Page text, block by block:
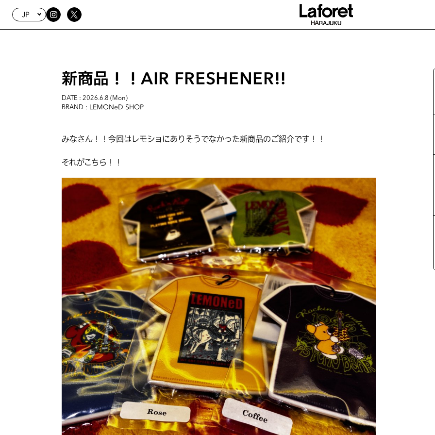
JP
新商品！！AIR FRESHENER!!
DATE : 2026.6.8 (Mon)
BRAND : LEMONeD SHOP
みなさん！！今回はレモショにありそうでなかった新商品のご紹介です！！
それがこちら！！